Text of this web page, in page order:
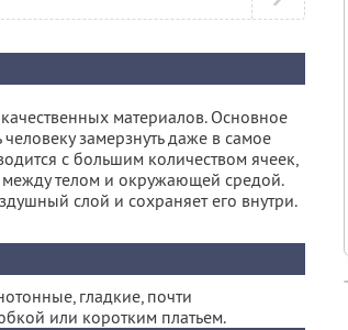
материалов. Основное
замерзнуть даже в самое
с большим количеством ячеек,
телом и окружающей средой.
слой и сохраняет его внутри.
гладкие, почти
или коротким платьем.